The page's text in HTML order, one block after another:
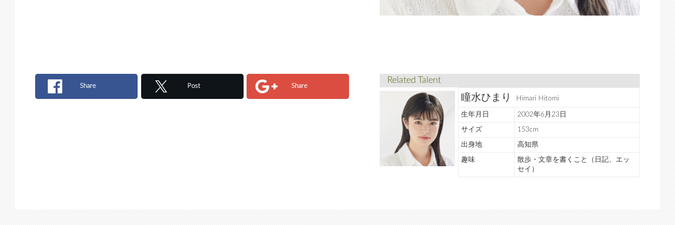
Share Post Share
Related Talent
瞳水ひまり Himari Hitomi
生年月日 2002年6月23日
サイズ 153cm
出身地 高知県
趣味
散歩・文章を書くこと（日記、エッ
セイ）